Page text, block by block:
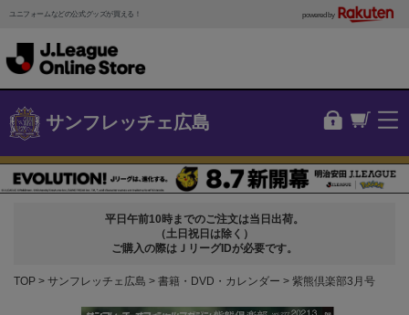
ユニフォームなどの公式グッズが買える！ powered by
サンフレッチェ広島
平日午前10時までのご注文は当日出荷。
（土日祝日は除く）
ご購入の際はＪリーグIDが必要です。
TOP サンフレッチェ広島 書籍・DVD・カレンダー 紫熊倶楽部3月号